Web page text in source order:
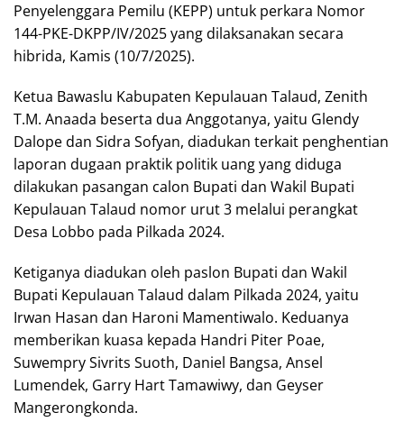
Penyelenggara Pemilu (KEPP) untuk perkara Nomor
144-PKE-DKPP/IV/2025 yang dilaksanakan secara
hibrida, Kamis (10/7/2025).
Ketua Bawaslu Kabupaten Kepulauan Talaud, Zenith
T.M. Anaada beserta dua Anggotanya, yaitu Glendy
Dalope dan Sidra Sofyan, diadukan terkait penghentian
laporan dugaan praktik politik uang yang diduga
dilakukan pasangan calon Bupati dan Wakil Bupati
Kepulauan Talaud nomor urut 3 melalui perangkat
Desa Lobbo pada Pilkada 2024.
Ketiganya diadukan oleh paslon Bupati dan Wakil
Bupati Kepulauan Talaud dalam Pilkada 2024, yaitu
Irwan Hasan dan Haroni Mamentiwalo. Keduanya
memberikan kuasa kepada Handri Piter Poae,
Suwempry Sivrits Suoth, Daniel Bangsa, Ansel
Lumendek, Garry Hart Tamawiwy, dan Geyser
Mangerongkonda.